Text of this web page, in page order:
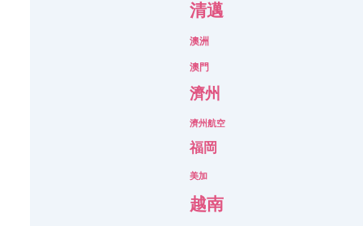
清邁
澳洲
澳門
濟州
濟州航空
福岡
美加
越南